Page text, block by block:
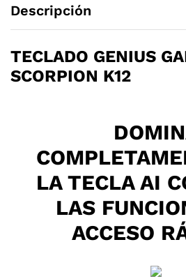
Descripción
TECLADO GENIUS
SCORPION K12
LA TECLA AI
LAS
ACCESO